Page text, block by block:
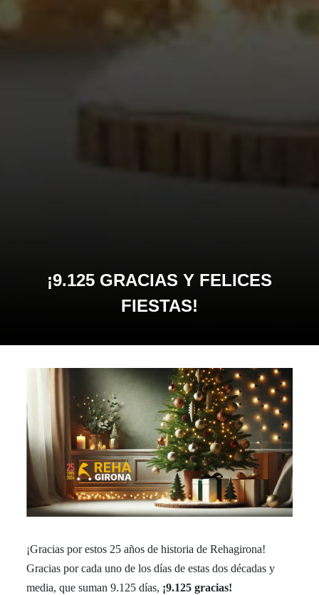
¡9.125 GRACIAS Y FELICES
FIESTAS!
¡Gracias por estos 25 años de historia de Rehagirona!
Gracias por cada uno de los días de estas dos décadas y
media, que suman 9.125 días, ¡9.125 gracias!